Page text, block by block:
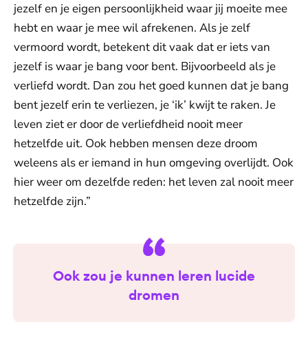
jezelf en je eigen persoonlijkheid waar jij moeite mee
hebt en waar je mee wil afrekenen. Als je zelf
vermoord wordt, betekent dit vaak dat er iets van
jezelf is waar je bang voor bent. Bijvoorbeeld als je
verliefd wordt. Dan zou het goed kunnen dat je bang
bent jezelf erin te verliezen, je ‘ik’ kwijt te raken. Je
leven ziet er door de verliefdheid nooit meer
hetzelfde uit. Ook hebben mensen deze droom
weleens als er iemand in hun omgeving overlijdt. Ook
hier weer om dezelfde reden: het leven zal nooit meer
hetzelfde zijn.”
Ook zou je kunnen leren lucide
dromen